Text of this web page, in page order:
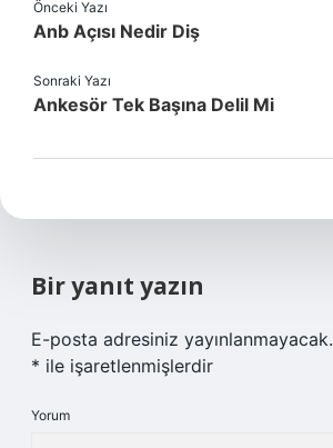
Önceki Yazı
Anb Açısı Nedir Diş
Sonraki Yazı
Ankesör Tek Başına Delil Mi
Bir yanıt yazın
E-posta adresiniz yayınlanmayacak.
* ile işaretlenmişlerdir
Yorum